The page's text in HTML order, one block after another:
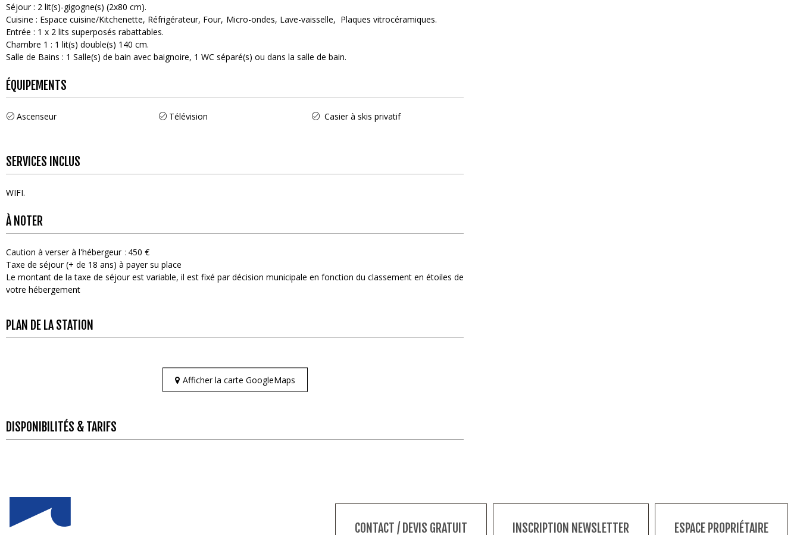
Séjour: 2 lit(s)-gigogne(s) (2x80 cm)
Cuisine : Espace cuisine/Kitchenette Réfrigérateur Four Micro-ondes Lave-vaisselle
Plaques vitrocéramiques
Entrée : 1 x 2 lits superposés rabattables
Chambre 1 : 1 lit(s) double(s) 140 cm
Salle de Bains : 1 Salle(s) de bain avec baignoire 1 WC séparé(s) ou dans la salle de bain
ÉQUIPEMENTS
Ascenseur Télévision Casier à skis privatif
SERVICES INCLUS
WIFI
À NOTER
Caution à verser à l'hébergeur
450 €
Taxe de séjour (+ de 18 ans) à payer su place
Le montant de la taxe de séjour est variable, il est fixé par décision municipale en fonction du classement en étoiles de
votre hébergement
PLAN DE LA STATION
Afficher la carte GoogleMaps
DISPONIBILITÉS & TARIFS
CONTACT / DEVIS GRATUIT INSCRIPTION NEWSLETTER ESPACE PROPRIÉTAIRE